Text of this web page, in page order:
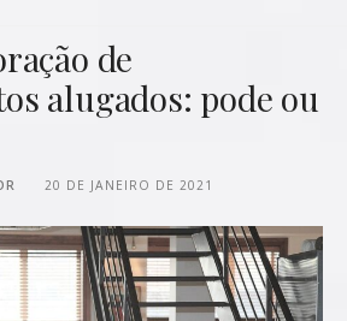
de
alugados: pode ou
20 DE JANEIRO DE 2021